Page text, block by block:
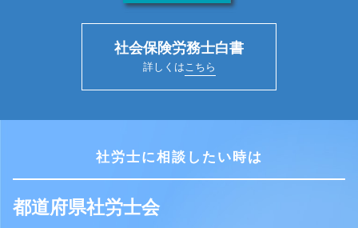
社会保険労務士白書
詳しくはこちら
社労士に相談したい時は
都道府県社労士会